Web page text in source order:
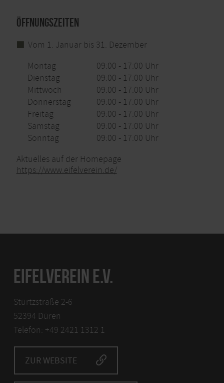
Öffnungszeiten
Vom 1. Januar bis 31. Dezember
Montag
09:00 - 17:00 Uhr
Dienstag
09:00 - 17:00 Uhr
Mittwoch
09:00 - 17:00 Uhr
Donnerstag
09:00 - 17:00 Uhr
Freitag
09:00 - 17:00 Uhr
Samstag
09:00 - 17:00 Uhr
Sonntag
09:00 - 17:00 Uhr
Aktuelles auf der Homepage
https://www.eifelverein.de/
EIFELVEREIN E.V.
Stürtzstraße 2-6
52394 Düren
Telefon: +49 2421 1312 1
ZUR WEBSITE